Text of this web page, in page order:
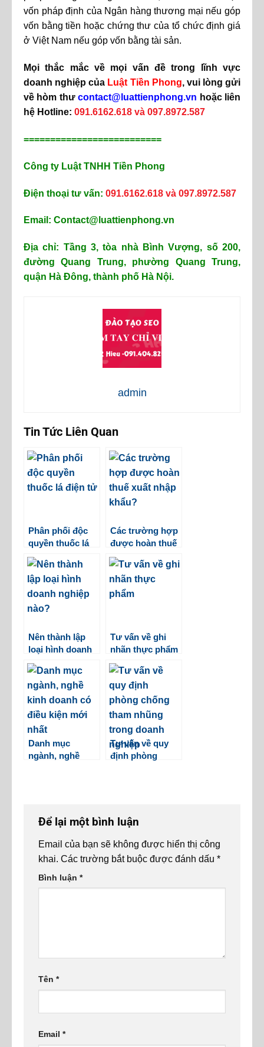
vốn pháp định của Ngân hàng thương mại nếu góp
vốn bằng tiền hoặc chứng thư của tổ chức định giá
ở Việt Nam nếu góp vốn bằng tài sản.
Mọi thắc mắc về mọi vấn đề trong lĩnh vực
doanh nghiệp của Luật Tiền Phong, vui lòng gửi
về hòm thưcontact@luattienphong.vn hoặc liên
hệ Hotline: 091.6162.618 và 097.8972.587
==========================
Công ty Luật TNHH Tiền Phong
Điện thoại tư vấn: 091.6162.618 và 097.8972.587
Email: Contact@luattienphong.vn
Địa chỉ: Tầng 3, tòa nhà Bình Vượng, số 200,
đường Quang Trung, phường Quang Trung,
quận Hà Đông, thành phố Hà Nội.
admin
Tin Tức Liên Quan
Phân phối độc
quyền thuốc lá
điện tử
Các trường hợp
được hoàn thuế
xuất nhập khẩu?
Nên thành lập
loại hình doanh
nghiệp nào?
Tư vấn về ghi
nhãn thực phẩm
Danh mục
ngành, nghề
Tư vấn về quy
định phòng
Để lại một bình luận
Email của bạn sẽ không được hiển thị công
khai. Các trường bắt buộc được đánh dấu *
Bình luận *
Tên *
Email *